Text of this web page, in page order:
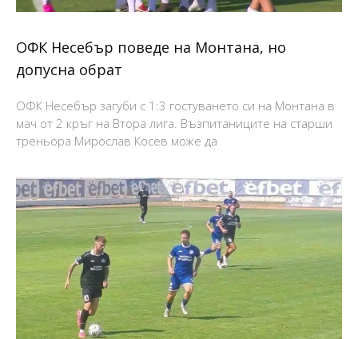
ОФК Несебър поведе на Монтана, но
допусна обрат
ОФК Несебър загуби с 1:3 гостуването си на Монтана в
мач от 2 кръг на Втора лига. Възпитаниците на старши
треньора Мирослав Косев може да